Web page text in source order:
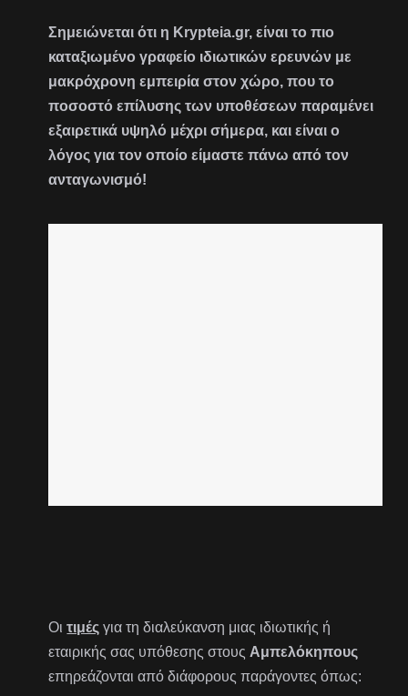
Σημειώνεται ότι η Krypteia.gr, είναι το πιο
καταξιωμένο γραφείο ιδιωτικών ερευνών με
μακρόχρονη εμπειρία στον χώρο, που το
ποσοστό επίλυσης των υποθέσεων παραμένει
εξαιρετικά υψηλό μέχρι σήμερα, και είναι ο
λόγος για τον οποίο είμαστε πάνω από τον
ανταγωνισμό!
Οιτιμές για τη διαλεύκανση μιας ιδιωτικής ή
εταιρικής σας υπόθεσης στους Αμπελόκηπους
επηρεάζονται από διάφορους παράγοντες όπως: